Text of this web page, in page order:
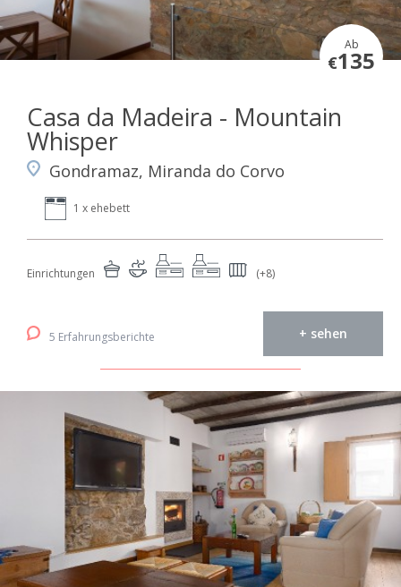
Ab
€135
Casa da Madeira - Mountain
Whisper
Gondramaz, Miranda do Corvo
1 x ehebett
Einrichtungen (+8)
5 Erfahrungsberichte + sehen